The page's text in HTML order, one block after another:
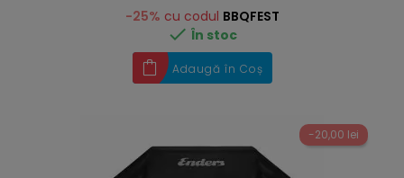
-25% cu codul BBQFEST
 În stoc
Adaugă în Coș
-20,00 lei